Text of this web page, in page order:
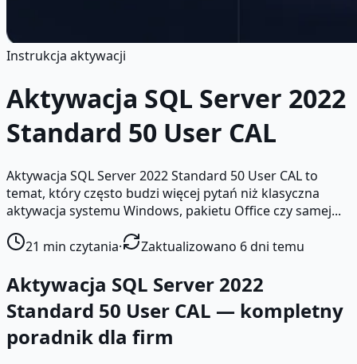
Instrukcja aktywacji
Aktywacja SQL Server 2022
Standard 50 User CAL
Aktywacja SQL Server 2022 Standard 50 User CAL to
temat, który często budzi więcej pytań niż klasyczna
aktywacja systemu Windows, pakietu Office czy samej...
21 min czytania· Zaktualizowano 6 dni temu
Aktywacja SQL Server 2022
Standard 50 User CAL — kompletny
poradnik dla firm